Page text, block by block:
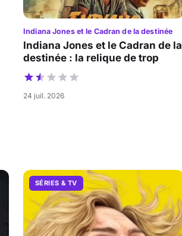
Indiana Jones et le Cadran de la destinée
Indiana Jones et le Cadran de la
destinée : la relique de trop
24 juil. 2026
SÉRIES & TV